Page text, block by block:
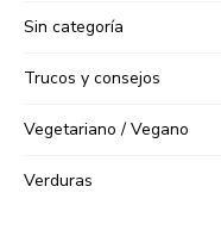
Sin categoría
Trucos y consejos
Vegetariano / Vegano
Verduras